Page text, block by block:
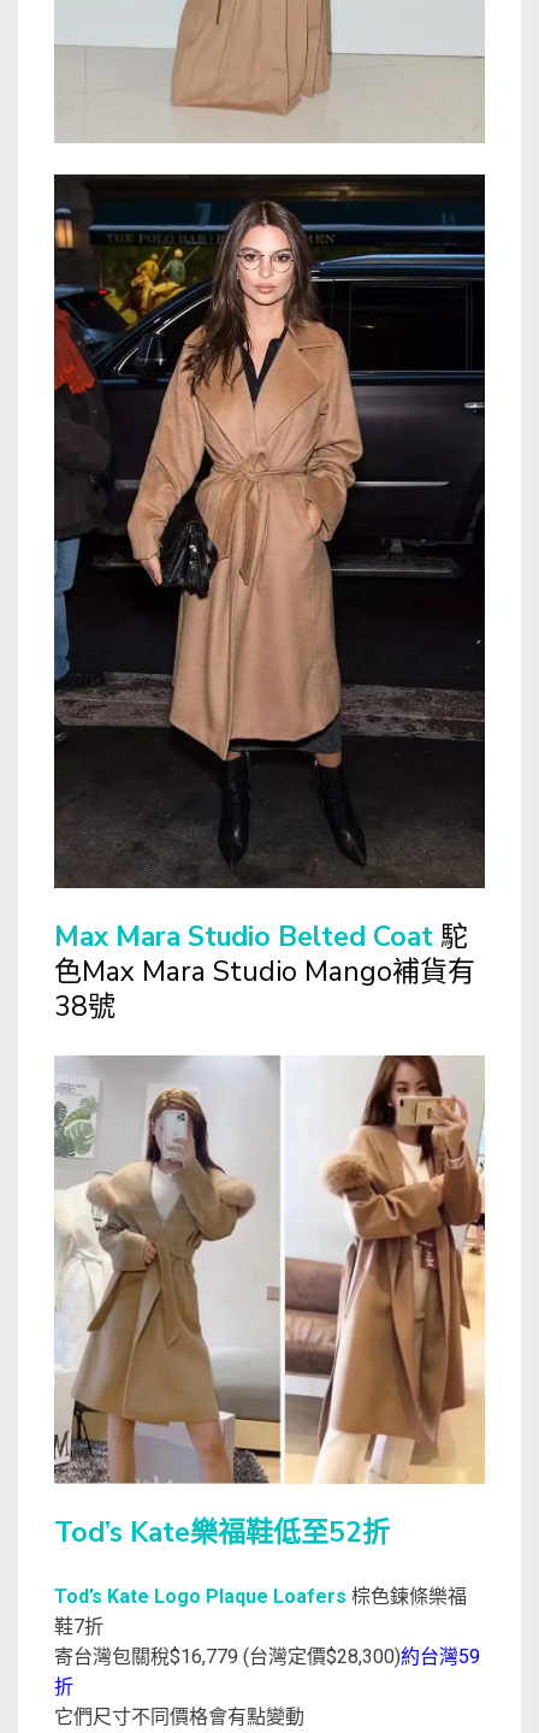
Max Mara Studio Belted Coat 駝
色Max Mara Studio Mango補貨有
38號
Tod’s Kate樂福鞋低至52折
Tod’s Kate Logo Plaque Loafers 棕色鍊條樂福
鞋7折
寄台灣包關稅$16,779 (台灣定價$28,300)約台灣59
折
它們尺寸不同價格會有點變動